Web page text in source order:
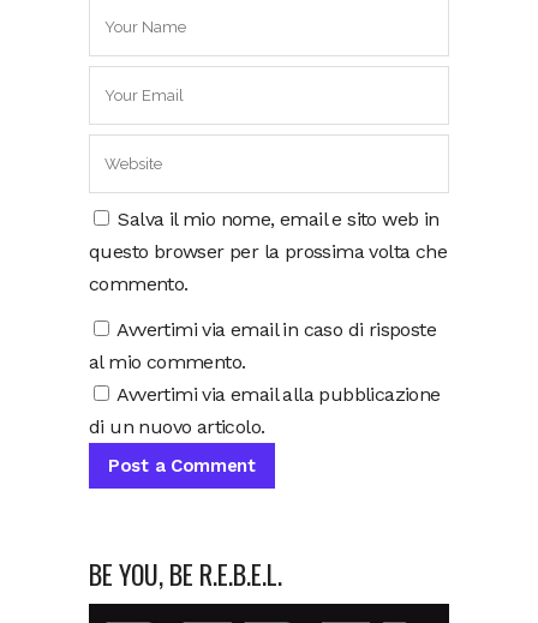
Salva il mio nome, email e sito web in
questo browser per la prossima volta che
commento.
Avvertimi via email in caso di risposte
al mio commento.
Avvertimi via email alla pubblicazione
di un nuovo articolo.
BE YOU, BE R.E.B.E.L.